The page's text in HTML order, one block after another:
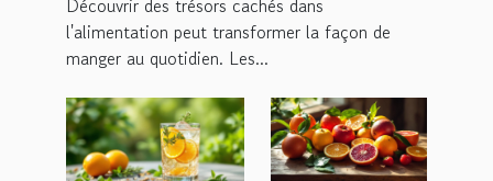
alimentation ?
Découvrir des trésors cachés dans
l'alimentation peut transformer la façon de
manger au quotidien. Les...